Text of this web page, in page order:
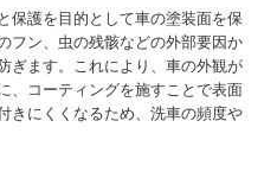
保護を目的として車の塗装面を保
フン、虫の残骸などの外部要因か
ぎます。これにより、車の外観が
、コーティングを施すことで表面
きにくくなるため、洗車の頻度や